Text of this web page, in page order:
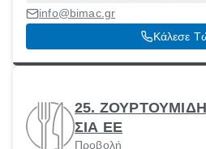
info@bimac.gr
Κάλεσε
25.
ΣΙΑ ΕΕ
Προβολή